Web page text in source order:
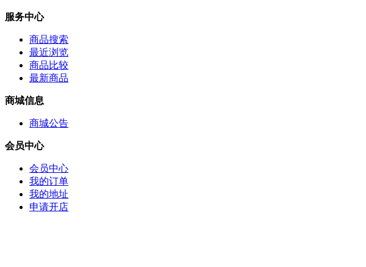
服务中心
商品搜索
最近浏览
商品比较
最新商品
商城信息
商城公告
会员中心
会员中心
我的订单
我的地址
申请开店